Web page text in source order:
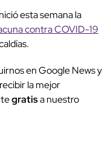
esta semana la
contra COVID-19
en Google News y
la mejor
gratisa nuestro